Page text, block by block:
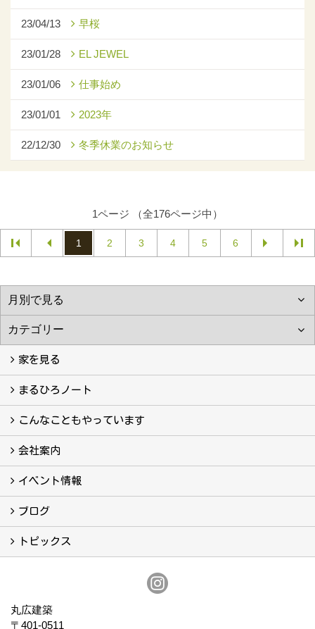
23/04/13 早桜
23/01/28 EL JEWEL
23/01/06 仕事始め
23/01/01 2023年
22/12/30 冬季休業のお知らせ
1ページ （全176ページ中）
1 2 3 4 5 6
家を見る
フォトギャラリー
現場レポート
完工事例
お客様の声
まるひろノート
真っ直ぐの家づくり
自慢の大工たち
こだわりの自然素材
快適な家のエッセンス
注文住宅ができるまで
こんなこともやっています
こんなこともやっています
会社案内
会社案内
まるひろの人
スタッフ紹介
プライバシーポリシー
イベント情報
イベント予告
イベント報告
ブログ
ブログ
トピックス
丸広建築
〒401-0511